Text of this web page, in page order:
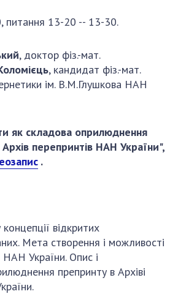
питання 13-20 -- 13-30.
, доктор фіз.-мат.
, кандидат фіз.-мат.
ім. В.М.Глушкова НАН
як складова оприлюднення
перепринтів НАН України",
.
відкритих
Мета створення і можливості
НАН України. Опис і
препринту в Архіві